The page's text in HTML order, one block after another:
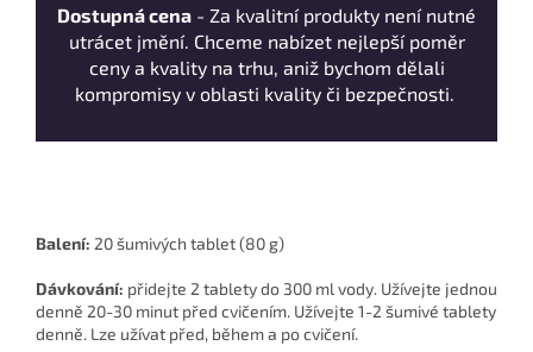
Dostupná cena - Za kvalitní produkty není nutné
utrácet jmění. Chceme nabízet nejlepší poměr
ceny a kvality na trhu, aniž bychom dělali
kompromisy v oblasti kvality či bezpečnosti.
Balení: 20 šumivých tablet (80 g)
Dávkování: přidejte 2 tablety do 300 ml vody. Užívejte jednou
denně 20-30 minut před cvičením. Užívejte 1-2 šumivé tablety
denně. Lze užívat před, během a po cvičení.